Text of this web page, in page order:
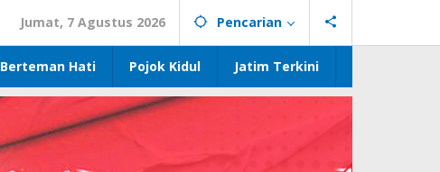
Jumat, 7 Agustus 2026 Pencarian
Berteman Hati Pojok Kidul Jatim Terkini